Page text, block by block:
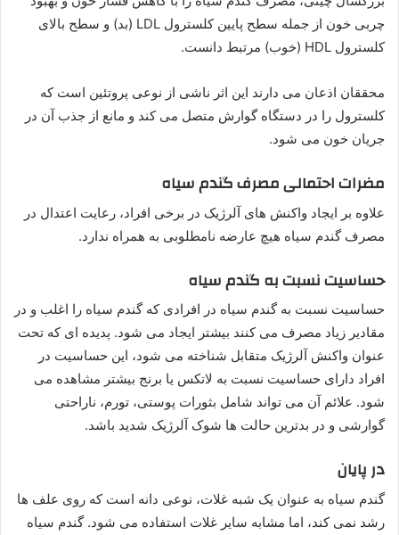
چربی خون از جمله سطح پایین کلسترول LDL (بد) و سطح بالای
کلسترول HDL (خوب) مرتبط دانست.
محققان اذعان می دارند این اثر ناشی از نوعی پروتئین است که
کلسترول را در دستگاه گوارش متصل می کند و مانع از جذب آن در
جریان خون می شود.
مضرات احتمالی مصرف گندم سیاه
علاوه بر ایجاد واکنش های آلرژیک در برخی افراد، رعایت اعتدال در
مصرف گندم سیاه هیچ عارضه نامطلوبی به همراه ندارد.
حساسیت نسبت به گندم سیاه
حساسیت نسبت به گندم سیاه در افرادی که گندم سیاه را اغلب و در
مقادیر زیاد مصرف می کنند بیشتر ایجاد می شود. پدیده ای که تحت
عنوان واکنش آلرژیک متقابل شناخته می شود، این حساسیت در
افراد دارای حساسیت نسبت به لاتکس یا برنج بیشتر مشاهده می
شود. علائم آن می تواند شامل بثورات پوستی، تورم، ناراحتی
گوارشی و در بدترین حالت ها شوک آلرژیک شدید باشد.
در پایان
گندم سیاه به عنوان یک شبه غلات، نوعی دانه است که روی علف ها
رشد نمی کند، اما مشابه سایر غلات استفاده می شود. گندم سیاه